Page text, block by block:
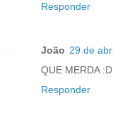
Responder
João 29 de
QUE MERDA :D
Responder